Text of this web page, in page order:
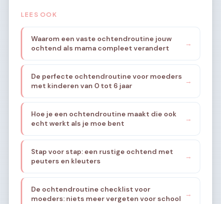
LEES OOK
Waarom een vaste ochtendroutine jouw
ochtend als mama compleet verandert
→
De perfecte ochtendroutine voor moeders
met kinderen van 0 tot 6 jaar
→
Hoe je een ochtendroutine maakt die ook
echt werkt als je moe bent
→
Stap voor stap: een rustige ochtend met
peuters en kleuters
→
De ochtendroutine checklist voor
moeders: niets meer vergeten voor school
→